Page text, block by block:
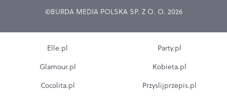
©BURDA MEDIA POLSKA SP. Z O. O. 2026
Elle.pl
Glamour.pl
Cocolita.pl
Party.pl
Kobieta.pl
Przyslijprzepis.pl